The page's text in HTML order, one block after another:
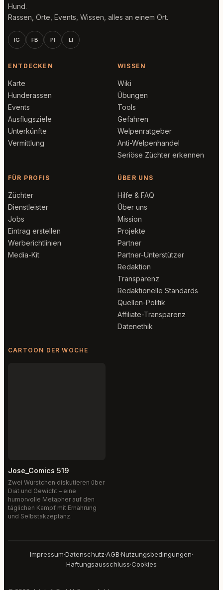
Hund.
Rassen, Orte, Events, Wissen, alles an einem Ort.
IG FB PI LI
ENTDECKEN
Karte
Hunderassen
Events
Ausflugsziele
Unterkünfte
Vermittlung
WISSEN
Wiki
Übungen
Tools
Gefahren
Welpenratgeber
Anti-Welpenhandel
Seriöse Züchter erkennen
FÜR PROFIS
Züchter
Dienstleister
Jobs
Eintrag erstellen
Werberichtlinien
Media-Kit
ÜBER UNS
Hilfe & FAQ
Über uns
Mission
Projekte
Partner
Partner-Unterstützer
Redaktion
Transparenz
Redaktionelle Standards
Quellen-Politik
Affiliate-Transparenz
Datenethik
CARTOON DER WOCHE
Jose_Comics 519
Zwei Würstchen diskutieren über
Diät und Gewicht – eine
humorvolle Metapher auf den
täglichen Kampf mit Ernährung
und Selbstakzeptanz.
Impressum·Datenschutz·AGB·Nutzungsbedingungen·
Haftungsausschluss·Cookies